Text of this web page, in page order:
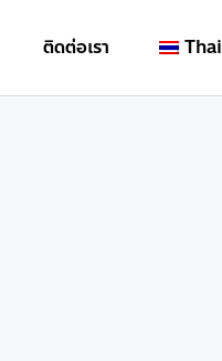
ติดต่อเรา Thai